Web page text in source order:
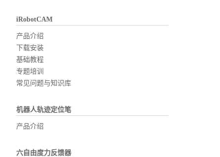
iRobotCAM
产品介绍
下载安装
基础教程
专题培训
常见问题与知识库
机器人轨迹定位笔
产品介绍
六自由度力反馈器